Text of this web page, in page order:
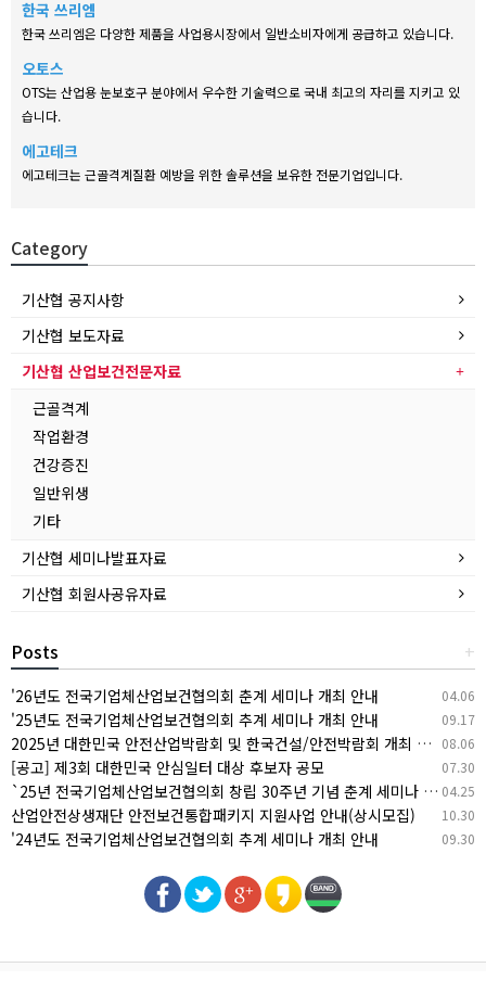
한국 쓰리엠
한국 쓰리엠은 다양한 제품을 사업용시장에서 일반소비자에게 공급하고 있습니다.
오토스
OTS는 산업용 눈보호구 분야에서 우수한 기술력으로 국내 최고의 자리를 지키고 있
습니다.
에고테크
에고테크는 근골격계질환 예방을 위한 솔루션을 보유한 전문기업입니다.
Category
기산협 공지사항
기산협 보도자료
기산협 산업보건전문자료
근골격계
작업환경
건강증진
일반위생
기타
기산협 세미나발표자료
기산협 회원사공유자료
+
Posts
04.06
'26년도 전국기업체산업보건협의회 춘계 세미나 개최 안내
09.17
'25년도 전국기업체산업보건협의회 추계 세미나 개최 안내
08.06
2025년 대한민국 안전산업박람회 및 한국건설/안전박람회 개최 안내
07.30
[공고] 제3회 대한민국 안심일터 대상 후보자 공모
04.25
`25년 전국기업체산업보건협의회 창립 30주년 기념 춘계 세미나 개최 안내
10.30
산업안전상생재단 안전보건통합패키지 지원사업 안내(상시모집)
09.30
'24년도 전국기업체산업보건협의회 추계 세미나 개최 안내